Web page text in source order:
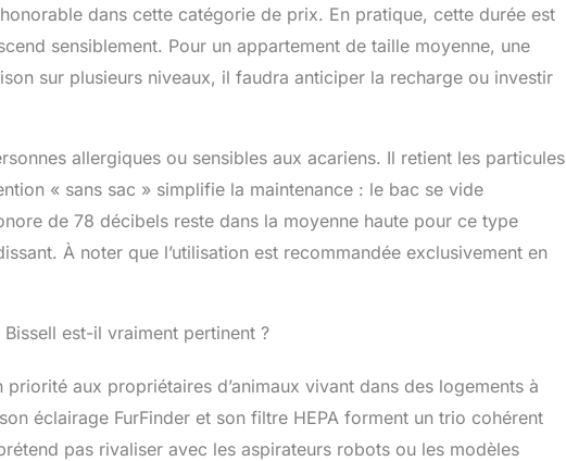
dans cette catégorie de prix. En pratique, cette durée est
sensiblement. Pour un appartement de taille moyenne, une
sur plusieurs niveaux, il faudra anticiper la recharge ou investir
allergiques ou sensibles aux acariens. Il retient les particules
« sans sac » simplifie la maintenance : le bac se vide
de 78 décibels reste dans la moyenne haute pour ce type
À noter que l’utilisation est recommandée exclusivement en
est-il vraiment pertinent ?
priorité aux propriétaires d’animaux vivant dans des logements à
éclairage FurFinder et son filtre HEPA forment un trio cohérent
pas rivaliser avec les aspirateurs robots ou les modèles